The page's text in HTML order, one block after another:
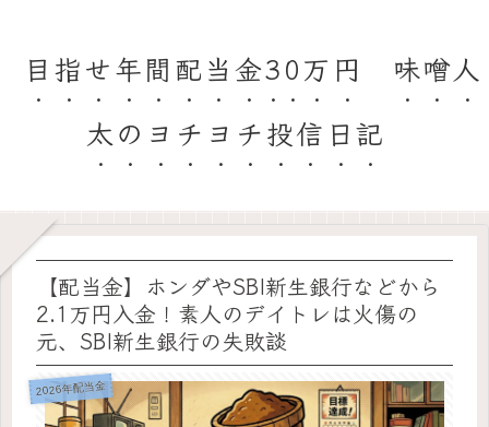
目指せ年間配当金30万円 味噌人
太のヨチヨチ投信日記
【配当金】ホンダやSBI新生銀行などから
2.1万円入金！素人のデイトレは火傷の
元、SBI新生銀行の失敗談
2026年配当金